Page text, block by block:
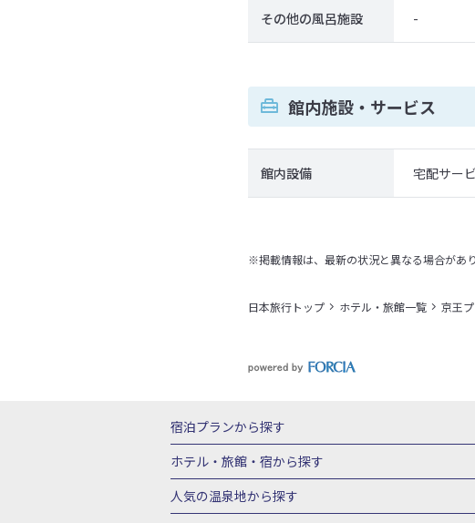
その他の風呂施設 -
館内施設・サービス
館内設備 宅配サー
※掲載情報は、最新の状況と異なる場合があり
日本旅行トップ ホテル・旅館一覧 京王
宿泊プランから探す
北海道
東北 青森県
栃木県
群馬県 北陸 富山県 石川県 福井県
三重県
近畿 滋賀県 京都府 大阪府 兵庫県
ホテル・旅館・宿から探す
北海道ホテル・旅館
山形県ホテル・旅館
福島県ホテル・旅館
人気の温泉地から探す